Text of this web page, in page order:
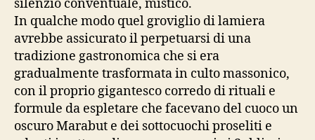
silenzio conventuale, mistico.
In qualche modo quel groviglio di lamiera
avrebbe assicurato il perpetuarsi di una
tradizione gastronomica che si era
gradualmente trasformata in culto massonico,
con il proprio gigantesco corredo di rituali e
formule da espletare che facevano del cuoco un
oscuro Marabut e dei sottocuochi proseliti e